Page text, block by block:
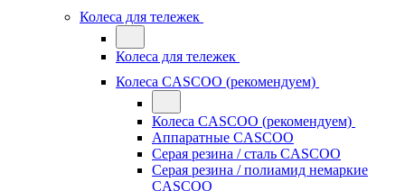
Колеса для тележек
Колеса для тележек
Колеса CASCOO (рекомендуем)
Колеса CASCOO (рекомендуем)
Аппаратные CASCOO
Серая резина / сталь CASCOO
Серая резина / полиамид немаркие
CASCOO